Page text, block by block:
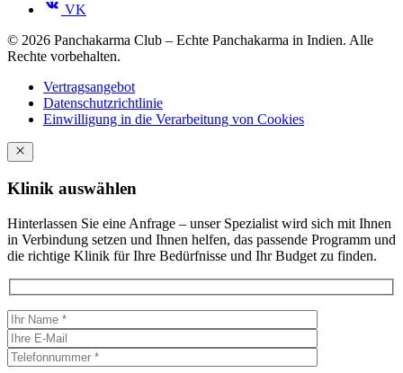
VK
© 2026 Panchakarma Club – Echte Panchakarma in Indien. Alle
Rechte vorbehalten.
Vertragsangebot
Datenschutzrichtlinie
Einwilligung in die Verarbeitung von Cookies
Klinik auswählen
Hinterlassen Sie eine Anfrage – unser Spezialist wird sich mit Ihnen
in Verbindung setzen und Ihnen helfen, das passende Programm und
die richtige Klinik für Ihre Bedürfnisse und Ihr Budget zu finden.